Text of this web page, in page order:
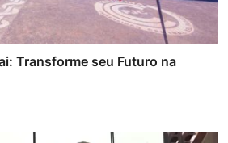
Transforme seu Futuro na